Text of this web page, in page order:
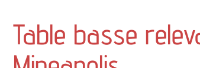
Table basse